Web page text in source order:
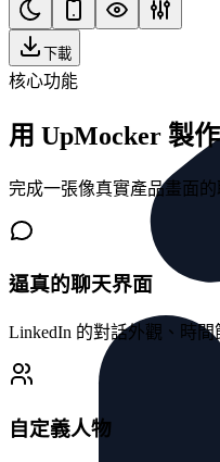
下載
核心功能
用 UpMocker 製
完成一張像真實產品畫面
逼真的聊天界面
LinkedIn 的對話外觀、時
自定義人物